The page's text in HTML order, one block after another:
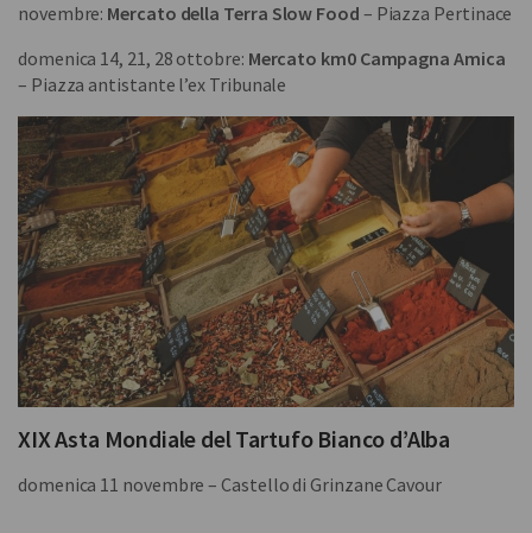
novembre: Mercato della Terra Slow Food – Piazza Pertinace
domenica 14, 21, 28 ottobre: Mercato km0 Campagna Amica
– Piazza antistante l’ex Tribunale
XIX Asta Mondiale del Tartufo Bianco d’Alba
domenica 11 novembre – Castello di Grinzane Cavour